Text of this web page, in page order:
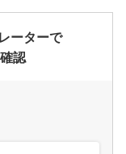
ーターで
認